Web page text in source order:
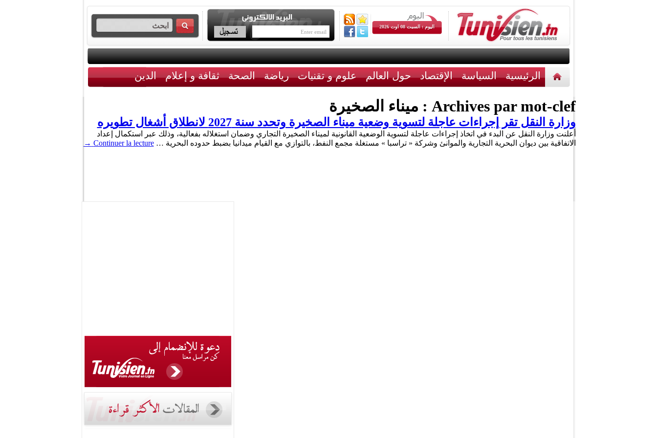
اليوم : السبت 08 اوت 2026
الرئيسية السياسة الإقتصاد حول العالم علوم و تقنيات رياضة الصحة ثقافة و إعلام الدين
أخبار مختلفة
Archives par mot-clef : ميناء الصخيرة
وزارة النقل تقر إجراءات عاجلة لتسوية وضعية ميناء الصخيرة وتحدد سنة 2027 لانطلاق أشغال تطويره
أعلنت وزارة النقل عن البدء في اتخاذ إجراءات عاجلة لتسوية الوضعية القانونية لميناء الصخيرة التجاري وضمان استغلاله بفعالية، وذلك عبر استكمال إعداد
الاتفاقية بين ديوان البحرية التجارية والموانئ وشركة « تراسبا » مستغلة مجمع النفط، بالتوازي مع القيام ميدانيا بضبط حدوده البحرية …Continuer la lecture
→